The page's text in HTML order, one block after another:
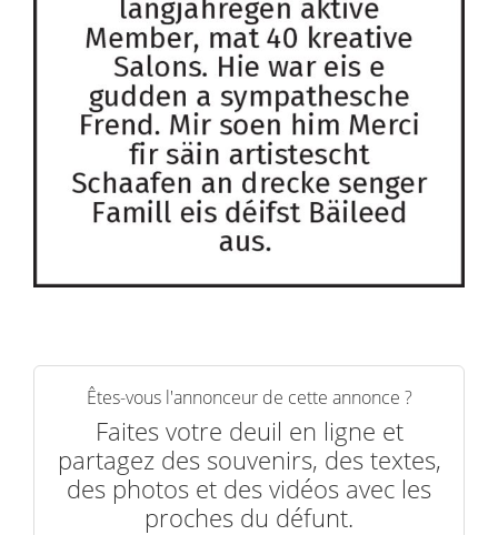
Êtes-vous l'annonceur de cette annonce ?
Faites votre deuil en ligne et
partagez des souvenirs, des textes,
des photos et des vidéos avec les
proches du défunt.